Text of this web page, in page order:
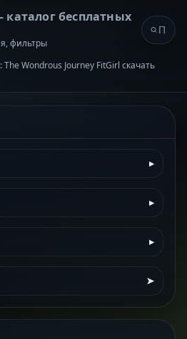
каталог бесплатных
фильтры
Wondrous Journey FitGirl скачать
▸
▸
▸
➤